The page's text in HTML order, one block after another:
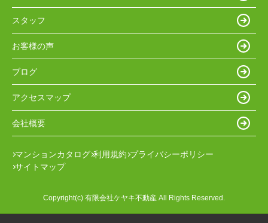
スタッフ
お客様の声
ブログ
アクセスマップ
会社概要
マンションカタログ 利用規約 プライバシーポリシー
サイトマップ
Copyright(c) 有限会社ケヤキ不動産 All Rights Reserved.